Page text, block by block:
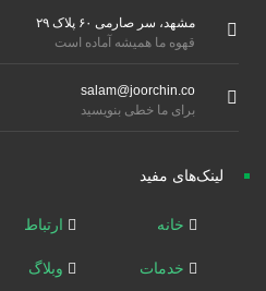
مشهد، سر صارمی ۶۰ پلاک ۲۹
قهوه ما همیشه آماده است
salam@joorchin.co
برای ما خطی بنویسید
لینک‌های مفید
خانه
خدمات
ارتباط
وبلاگ